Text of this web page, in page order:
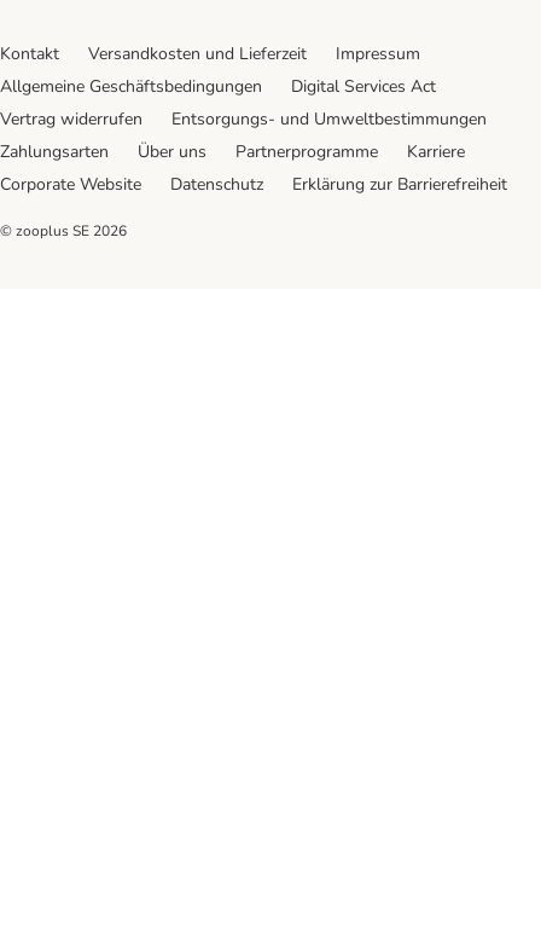
Kontakt Versandkosten und Lieferzeit
Impressum
Allgemeine Geschäftsbedingungen
Digital Services Act
Vertrag widerrufen
Entsorgungs- und Umweltbestimmungen
Zahlungsarten
Über uns Partnerprogramme
Karriere
Corporate Website
Datenschutz Erklärung zur Barrierefreiheit
© zooplus SE 2026